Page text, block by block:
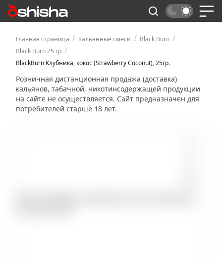
Главная страница / Кальянные смеси / Black Burn /
Black Burn 25 гр /
BlackBurn Клубника, кокос (Strawberry Coconut), 25гр.
Розничная дистанционная продажа (доставка)
кальянов, табачной, никотинсодержащей продукции
на сайте не осуществляется. Сайт предназначен для
потребителей старше 18 лет.